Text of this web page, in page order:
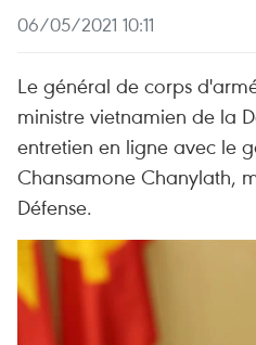
06/05/2021 10:11
Le général de corps
ministre vietnamien de la
entretien en ligne avec le
Chansamone Chanylath,
Défense.